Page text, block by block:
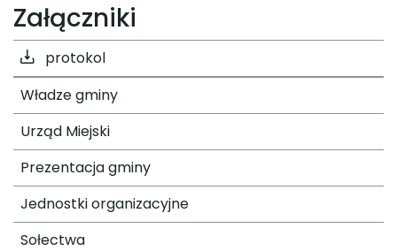
Załączniki
protokol
Władze gminy
Urząd Miejski
Prezentacja gminy
Jednostki organizacyjne
Sołectwa